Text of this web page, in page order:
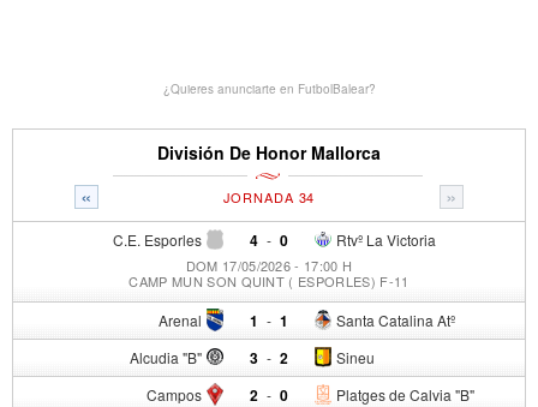
¿Quieres anunciarte en FutbolBalear?
División De Honor Mallorca
« »
JORNADA 34
C.E. Esporles 4 - Rtvº La Victoria
0
DOM 17/05/2026 - 17:00 H
CAMP MUN SON QUINT ( ESPORLES) F-11
Arenal 1 - Santa Catalina Atº
1
Alcudia "B" 3 - Sineu
2
Campos 2 - Platges de Calvia "B"
0